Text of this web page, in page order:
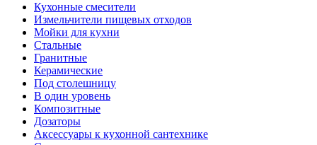
Кухонные смесители
Измельчители пищевых отходов
Мойки для кухни
Стальные
Гранитные
Керамические
Под столешницу
В один уровень
Композитные
Дозаторы
Аксессуары к кухонной сантехнике